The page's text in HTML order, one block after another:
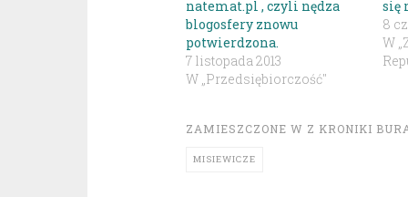
natemat.pl , czyli nędza
blogosfery znowu
potwierdzona.
7 listopada 2013
W „Przedsiębiorczość"
się
8
W
ZAMIESZCZONE W Z KRONIKI
MISIEWICZE